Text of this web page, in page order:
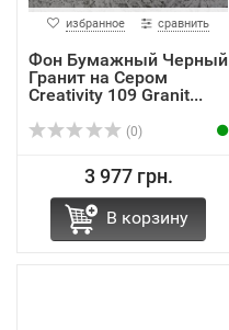
избранное сравнить
Фон Бумажный Черный
Гранит на Сером
Creativity 109 Granit...
(0)
3 977 грн.
В корзину